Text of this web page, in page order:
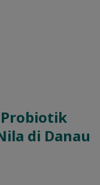
di Danau